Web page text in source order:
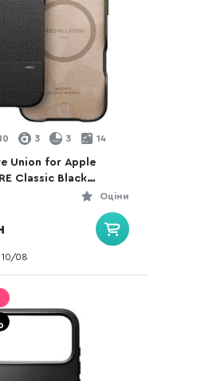
3 3 14
Union for Apple
Classic Black
Оціни
10/08